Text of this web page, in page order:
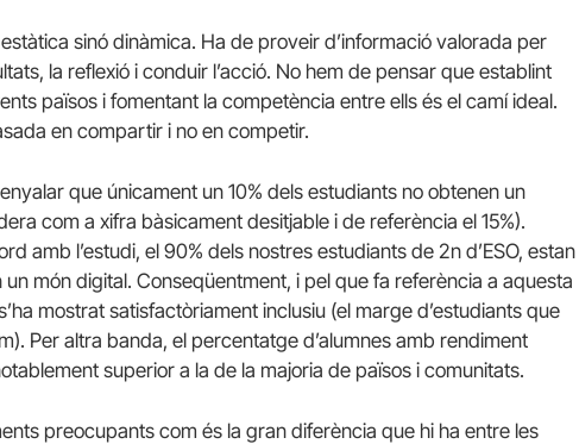
sinó dinàmica. Ha de proveir d’informació valorada per
la reflexió i conduir l’acció. No hem de pensar que establint
països i fomentant la competència entre ells és el camí ideal.
en compartir i no en competir.
que únicament un 10% dels estudiants no obtenen un
com a xifra bàsicament desitjable i de referència el 15%).
amb l’estudi, el 90% dels nostres estudiants de 2n d’ESO, estan
món digital. Conseqüentment, i pel que fa referència a aquesta
mostrat satisfactòriament inclusiu (el marge d’estudiants que
Per altra banda, el percentatge d’alumnes amb rendiment
superior a la de la majoria de països i comunitats.
preocupants com és la gran diferència que hi ha entre les